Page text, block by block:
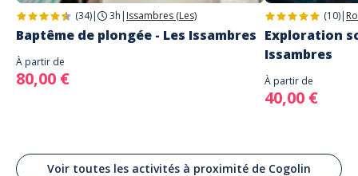
(34)| 3h | Issambres (Les)
Baptême de plongée - Les Issambres
À partir de
80,00 €
(10)|
Exploration
Issambres
À partir de
40,00 €
Voir toutes les activités à proximité de Cogolin